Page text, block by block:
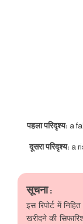
पहला परिदृश्य: a
दूसरा परिदृश्य: a
सूचना :
इस रिपोर्ट में
खरीदने की